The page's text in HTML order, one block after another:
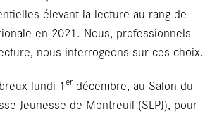
élevant la lecture au rang de
en 2021. Nous, professionnels
nous interrogeons sur ces choix.
lundi 1erdécembre, au Salon du
Jeunesse de Montreuil (SLPJ), pour